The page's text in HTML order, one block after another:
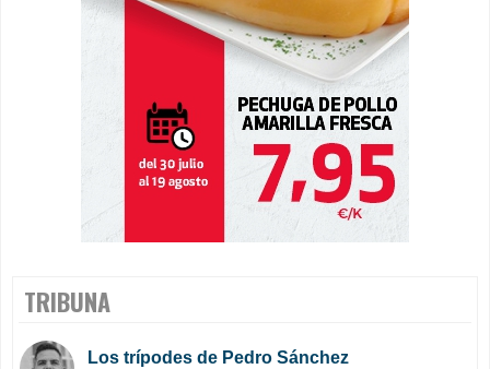
TRIBUNA
Los trípodes de Pedro Sánchez